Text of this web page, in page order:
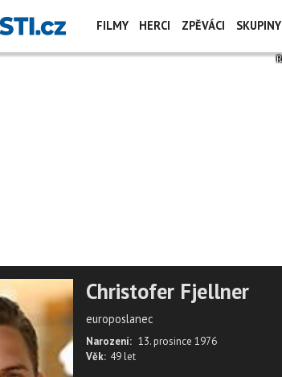
FILMY HERCI ZPĚVÁCI SKUPINY
Christofer Fjellner
europoslanec
Narození: 13. prosince 1976
Věk: 49 let